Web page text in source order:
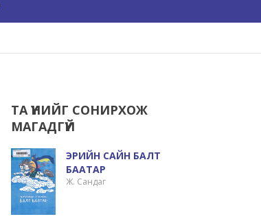
ТА ҮҮНИЙГ СОНИРХОЖ
МАГАДГҮЙ
ЭРИЙН САЙН БАЛТ
БААТАР
Ж. Сандаг